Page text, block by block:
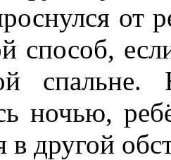
от
способ,
ночью,
в другой